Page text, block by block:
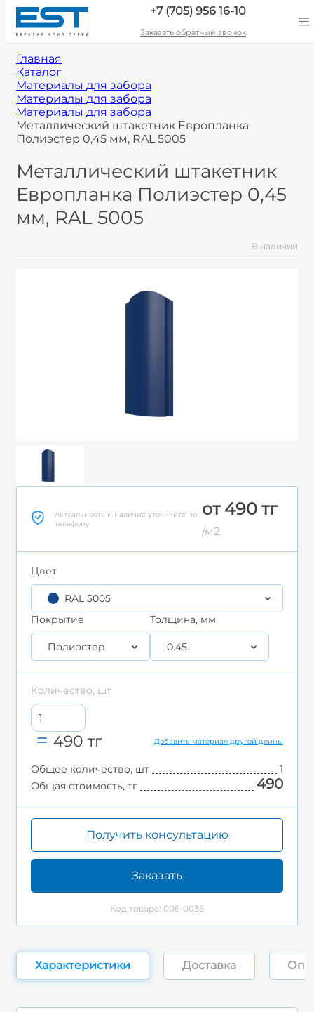
+7 (705) 956 16-10
Заказать обратный звонок
Главная
Каталог
Материалы для забора
Материалы для забора
Материалы для забора
Металлический штакетник Европланка
Полиэстер 0,45 мм, RAL 5005
Металлический штакетник
Европланка Полиэстер 0,45
мм, RAL 5005
В наличии
Актуальность и наличие уточняйте по
телефону
от 490 тг
/м2
Цвет
RAL 5005
Покрытие
Полиэстер
Толщина, мм
0.45
Количество, шт
490 тг Добавить материал другой длины
Общее количество, шт
1
Общая стоимость, тг
490
Получить консультацию
Заказать
Код товара: 006-0035
Характеристики Доставка